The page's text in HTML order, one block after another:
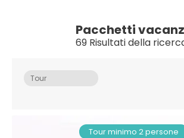
Pacchetti
69 Risultati della
Tour
Tour minimo 2 persone